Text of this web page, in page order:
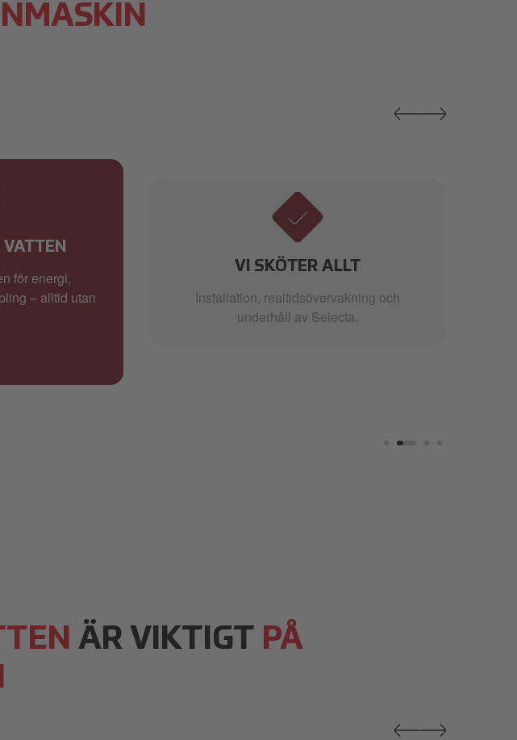
VATTEN
för energi,
– alltid utan
VI SKÖTER ALLT
Installation, realtidsövervakning och
underhåll av Selecta.
ÄR VIKTIGT PÅ